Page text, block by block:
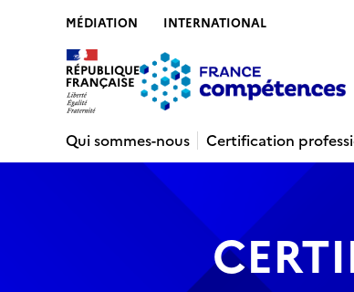
MÉDIATION INTERNATIONAL
Qui sommes-nous
Certification